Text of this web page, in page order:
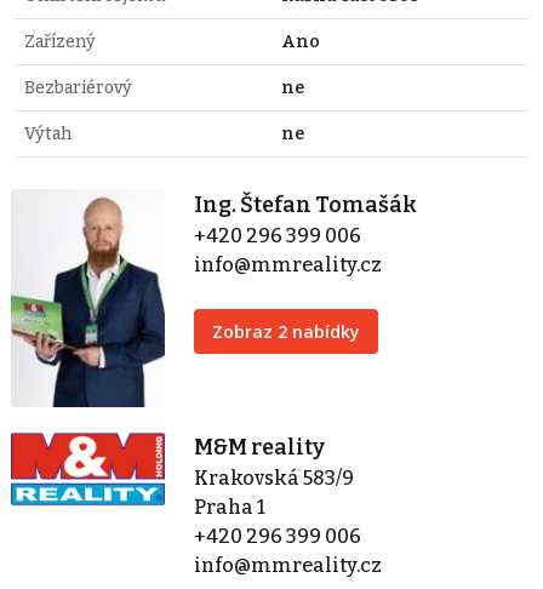
Zařízený Ano
Bezbariérový ne
Výtah ne
Ing. Štefan Tomašák
+420 296 399 006
info@mmreality.cz
Zobraz 2 nabídky
M&M reality
Krakovská 583/9
Praha 1
+420 296 399 006
info@mmreality.cz